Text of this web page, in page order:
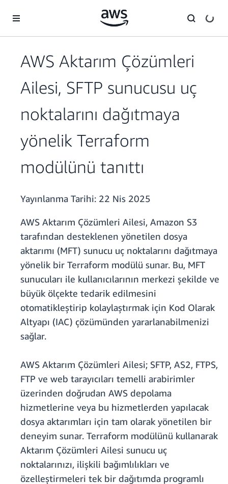
AWS Aktarım Çözümleri
Ailesi, SFTP sunucusu uç
noktalarını dağıtmaya
yönelik Terraform
modülünü tanıttı
Yayınlanma Tarihi: 22 Nis 2025
AWS Aktarım Çözümleri Ailesi, Amazon S3
tarafından desteklenen yönetilen dosya
aktarımı (MFT) sunucu uç noktalarını dağıtmaya
yönelik bir Terraform modülü sunar. Bu, MFT
sunucuları ile kullanıcılarının merkezi şekilde ve
büyük ölçekte tedarik edilmesini
otomatikleştirip kolaylaştırmak için Kod Olarak
Altyapı (IAC) çözümünden yararlanabilmenizi
sağlar.
AWS Aktarım Çözümleri Ailesi; SFTP, AS2, FTPS,
FTP ve web tarayıcıları temelli arabirimler
üzerinden doğrudan AWS depolama
hizmetlerine veya bu hizmetlerden yapılacak
dosya aktarımları için tam olarak yönetilen bir
deneyim sunar. Terraform modülünü kullanarak
Aktarım Çözümleri Ailesi sunucu uç
noktalarınızı, ilişkili bağımlılıkları ve
özelleştirmeleri tek bir dağıtımda programlı